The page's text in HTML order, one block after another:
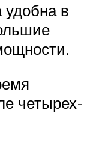
удобна в
четырех-